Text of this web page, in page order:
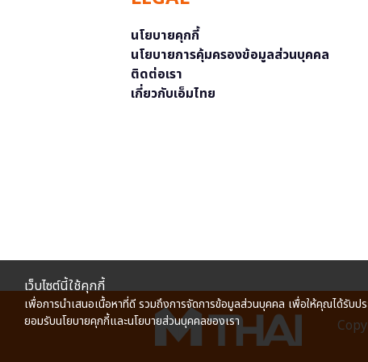
นโยบายคุกกี้
นโยบายการคุ้มครองข้อมูลส่วนบุคคล
ติดต่อเรา
เกี่ยวกับเอ็มไทย
เว็บไซต์นี้ใช้คุกกี้
เพื่อการนำเสนอเนื้อหาที่ดี รวมถึงการจัดการข้อมูลส่วนบุคคล เพื่อให้คุณได้รับ
ยอมรับนโยบายคุกกี้และนโยบายส่วนบุคคลของเรา